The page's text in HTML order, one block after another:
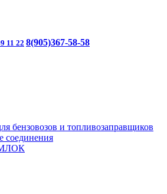
11 22 8(905)367-58-58
бензовозов и топливозаправщиков
соединения